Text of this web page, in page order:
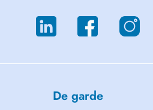
De garde